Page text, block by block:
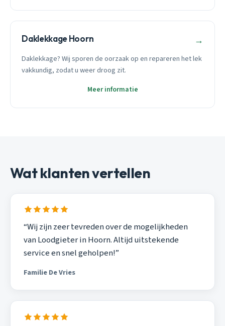
Daklekkage Hoorn →
Daklekkage? Wij sporen de oorzaak op en repareren het lek
vakkundig, zodat u weer droog zit.
Meer informatie
Wat klanten vertellen
“Wij zijn zeer tevreden over de mogelijkheden
van Loodgieter in Hoorn. Altijd uitstekende
service en snel geholpen!”
Familie De Vries